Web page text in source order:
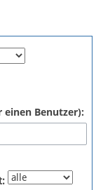
Benutzer):